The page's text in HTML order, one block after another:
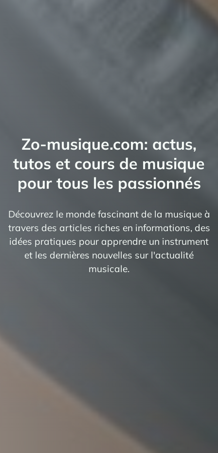
Zo-musique.com: actus,
tutos et cours de musique
pour tous les passionnés
Découvrez le monde fascinant de la musique à
travers des articles riches en informations, des
idées pratiques pour apprendre un instrument
et les dernières nouvelles sur l'actualité
musicale.